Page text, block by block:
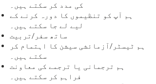
کی مدد کر سکتے ہیں۔
ہم آپ کو تنظیموں کا دورہ کرنے کے
لیے لے جا سکتے ہیں۔
ساتھ سفر/تربیت
ہم ٹیسٹر/آزمائشی سیشن کا اہتمام کر
سکتے ہیں۔
ہم ترجمانی یا ترجمے کی معاونت
فراہم کر سکتے ہیں۔